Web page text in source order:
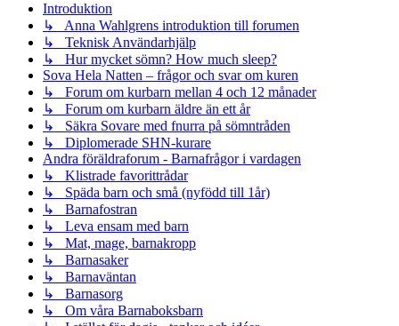
Introduktion
↳ Anna Wahlgrens introduktion till forumen
↳ Teknisk Användarhjälp
↳ Hur mycket sömn? How much sleep?
Sova Hela Natten – frågor och svar om kuren
↳ Forum om kurbarn mellan 4 och 12 månader
↳ Forum om kurbarn äldre än ett år
↳ Säkra Sovare med fnurra på sömntråden
↳ Diplomerade SHN-kurare
Andra föräldraforum - Barnafrågor i vardagen
↳ Klistrade favorittrådar
↳ Späda barn och små (nyfödd till 1år)
↳ Barnafostran
↳ Leva ensam med barn
↳ Mat, mage, barnakropp
↳ Barnasaker
↳ Barnaväntan
↳ Barnasorg
↳ Om våra Barnaboksbarn